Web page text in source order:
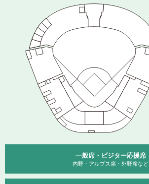
一般席・ビジター応援席
内野・アルプス席・外野席など